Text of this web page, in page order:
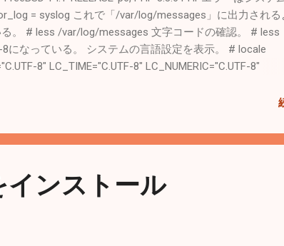
= syslog これで「/var/log/messages」に出力される
。 # less /var/log/messages 文字コードの確認。 # less
になっている。 システムの言語設定を表示。 # locale
8" LC_TIME="C.UTF-8" LC_NUMERIC="C.UTF-8"
ればいいのかな？ 設定できるlocale一覧を表示。 #
... :charset=UTF-8:\ :lang=ja_JP.UTF-8: /etc/
ンストール